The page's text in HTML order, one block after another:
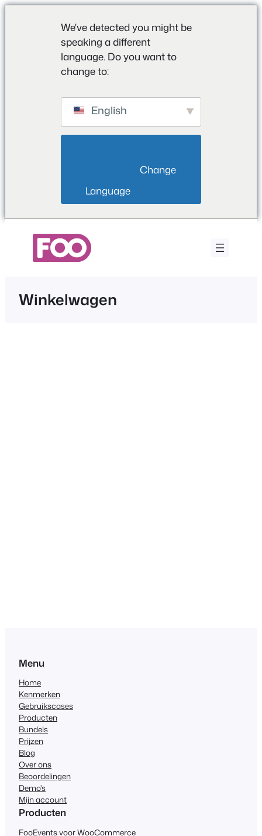
We've detected you might be
speaking a different
language. Do you want to
change to:
English
Language
Winkelwagen
Menu
Home
Kenmerken
Gebruikscases
Producten
Bundels
Prijzen
Blog
Over ons
Beoordelingen
Demo's
Mijn account
Producten
FooEvents voor WooCommerce